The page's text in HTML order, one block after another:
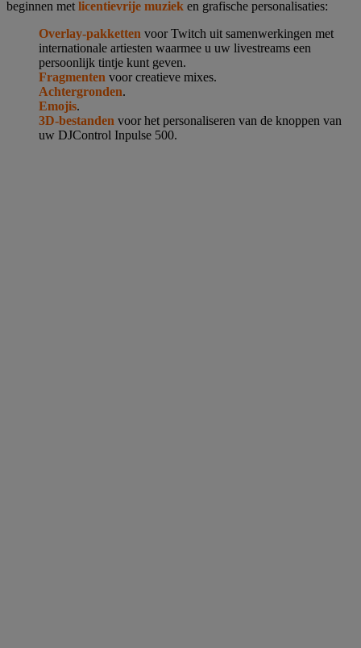
beginnen met licentievrije muziek en grafische personalisaties:
Overlay-pakketten voor Twitch uit samenwerkingen met
internationale artiesten waarmee u uw livestreams een
persoonlijk tintje kunt geven.
Fragmenten voor creatieve mixes.
Achtergronden.
Emojis.
3D-bestanden voor het personaliseren van de knoppen van
uw DJControl Inpulse 500.